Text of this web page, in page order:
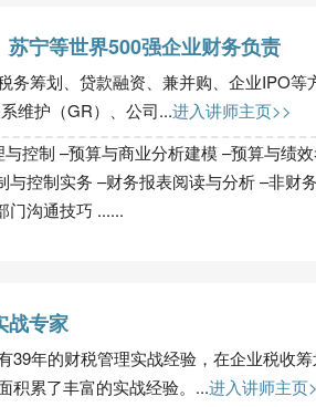
苏宁等世界500强企业财务负责
务筹划、贷款融资、兼并购、企业IPO等
维护（GR）、公司...进入讲师主页>>
控制 –预算与商业分析建模 –预算与绩
与控制实务 –财务报表阅读与分析 –非财
门沟通技巧 ......
战专家
39年的财税管理实战经验，在企业税收
积累了丰富的实战经验。...进入讲师主页